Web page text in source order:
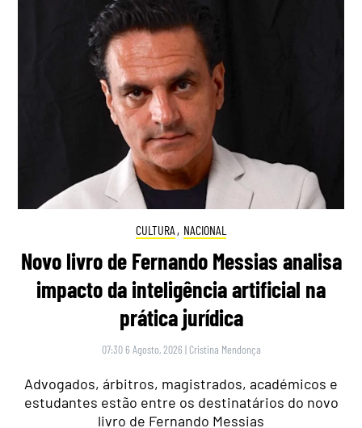
CULTURA , NACIONAL
Novo livro de Fernando Messias analisa
impacto da inteligência artificial na
prática jurídica
07:30 6 Agosto, 2026 | Cristina Mendonça
Advogados, árbitros, magistrados, académicos e
estudantes estão entre os destinatários do novo
livro de Fernando Messias